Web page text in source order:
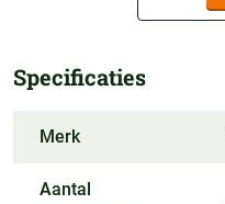
Specificaties
Merk
Aantal